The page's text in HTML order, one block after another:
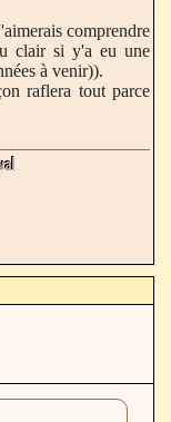
comprendre
clair si y'a eu une
à venir)).
raflera tout parce